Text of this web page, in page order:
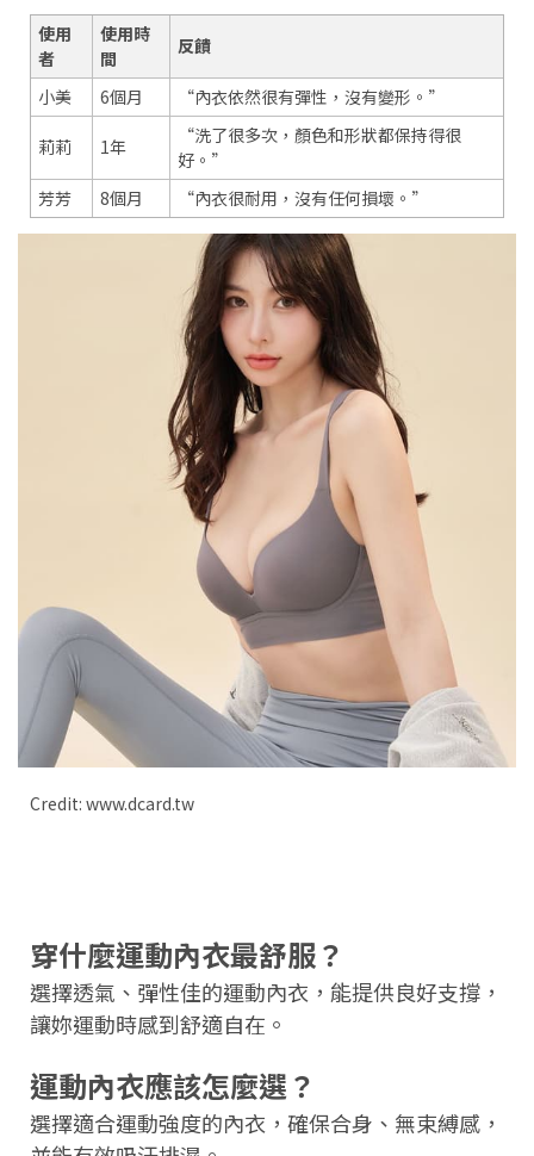
使用
者
使用時
間
反饋
小美 6個月 “內衣依然很有彈性，沒有變形。”
莉莉 1年
“洗了很多次，顏色和形狀都保持得很
好。”
芳芳
8個月 “內衣很耐用，沒有任何損壞。”
Credit: www.dcard.tw
穿什麼運動內衣最舒服？
選擇透氣、彈性佳的運動內衣，能提供良好支撐，
讓妳運動時感到舒適自在。
運動內衣應該怎麼選？
選擇適合運動強度的內衣，確保合身、無束縛感，